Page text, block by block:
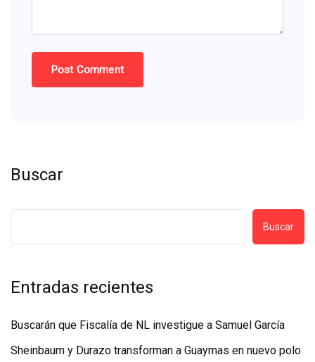
Buscar
Buscar
Entradas recientes
Buscarán que Fiscalía de NL investigue a Samuel García
Sheinbaum y Durazo transforman a Guaymas en nuevo polo